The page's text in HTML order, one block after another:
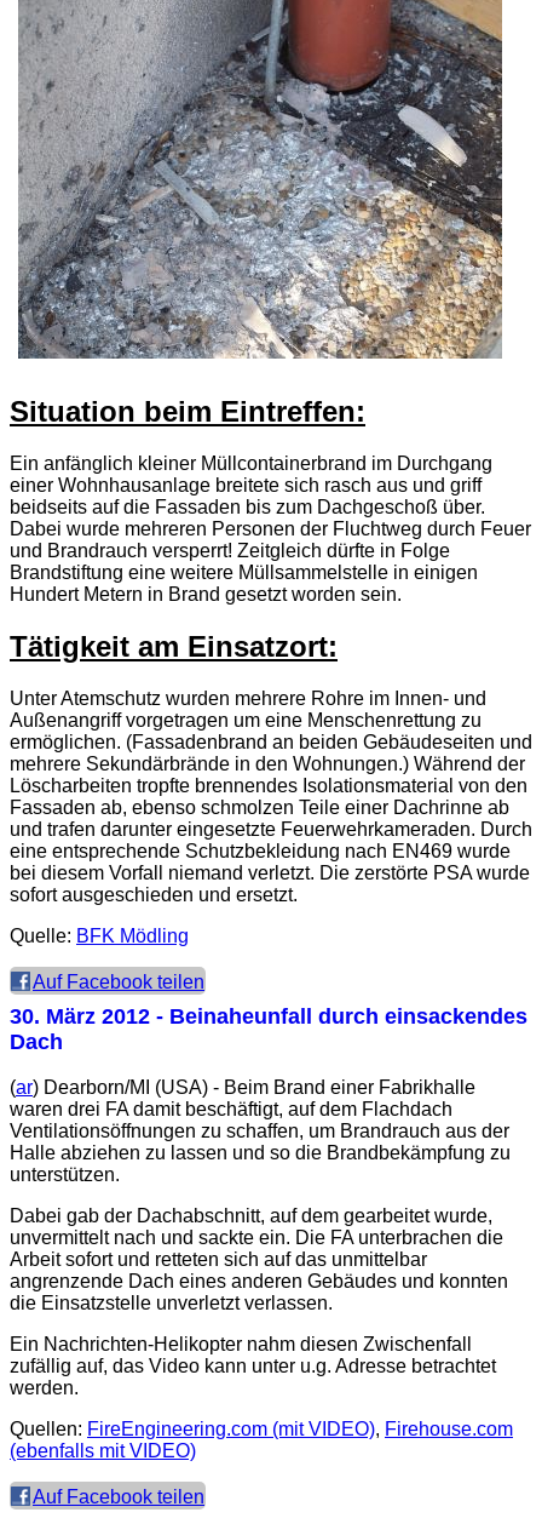
Situation beim Eintreffen:
Ein anfänglich kleiner Müllcontainerbrand im Durchgang
einer Wohnhausanlage breitete sich rasch aus und griff
beidseits auf die Fassaden bis zum Dachgeschoß über.
Dabei wurde mehreren Personen der Fluchtweg durch Feuer
und Brandrauch versperrt! Zeitgleich dürfte in Folge
Brandstiftung eine weitere Müllsammelstelle in einigen
Hundert Metern in Brand gesetzt worden sein.
Tätigkeit am Einsatzort:
Unter Atemschutz wurden mehrere Rohre im Innen- und
Außenangriff vorgetragen um eine Menschenrettung zu
ermöglichen. (Fassadenbrand an beiden Gebäudeseiten und
mehrere Sekundärbrände in den Wohnungen.) Während der
Löscharbeiten tropfte brennendes Isolationsmaterial von den
Fassaden ab, ebenso schmolzen Teile einer Dachrinne ab
und trafen darunter eingesetzte Feuerwehrkameraden. Durch
eine entsprechende Schutzbekleidung nach EN469 wurde
bei diesem Vorfall niemand verletzt. Die zerstörte PSA wurde
sofort ausgeschieden und ersetzt.
Quelle: BFK Mödling
Auf Facebook teilen
30. März 2012 - Beinaheunfall durch einsackendes
Dach
(ar) Dearborn/MI (USA) - Beim Brand einer Fabrikhalle
waren drei FA damit beschäftigt, auf dem Flachdach
Ventilationsöffnungen zu schaffen, um Brandrauch aus der
Halle abziehen zu lassen und so die Brandbekämpfung zu
unterstützen.
Dabei gab der Dachabschnitt, auf dem gearbeitet wurde,
unvermittelt nach und sackte ein. Die FA unterbrachen die
Arbeit sofort und retteten sich auf das unmittelbar
angrenzende Dach eines anderen Gebäudes und konnten
die Einsatzstelle unverletzt verlassen.
Ein Nachrichten-Helikopter nahm diesen Zwischenfall
zufällig auf, das Video kann unter u.g. Adresse betrachtet
werden.
Quellen: FireEngineering.com (mit VIDEO), Firehouse.com
(ebenfalls mit VIDEO)
Auf Facebook teilen